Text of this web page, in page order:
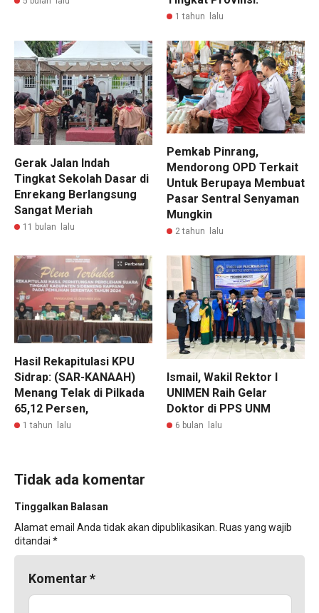
1 tahun lalu
Gerak Jalan Indah
Tingkat Sekolah Dasar di
Enrekang Berlangsung
Sangat Meriah
11 bulan lalu
Pemkab Pinrang,
Mendorong OPD Terkait
Untuk Berupaya Membuat
Pasar Sentral Senyaman
Mungkin
2 tahun lalu
Hasil Rekapitulasi KPU
Sidrap: (SAR-KANAAH)
Menang Telak di Pilkada
65,12 Persen,
1 tahun lalu
Ismail, Wakil Rektor I
UNIMEN Raih Gelar
Doktor di PPS UNM
6 bulan lalu
Tidak ada komentar
Tinggalkan Balasan
Alamat email Anda tidak akan dipublikasikan. Ruas yang wajib
ditandai *
Komentar*